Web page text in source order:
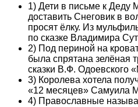
1) Дети в письме к Деду
доставить Снеговик в
просят ёлку. Из
по сказке Владимира
2) Под периной на
была спрятана зелёная
сказки В.Ф. Одоевского
3) Королева хотела
«12 месяцев» Самуила
4) Православные